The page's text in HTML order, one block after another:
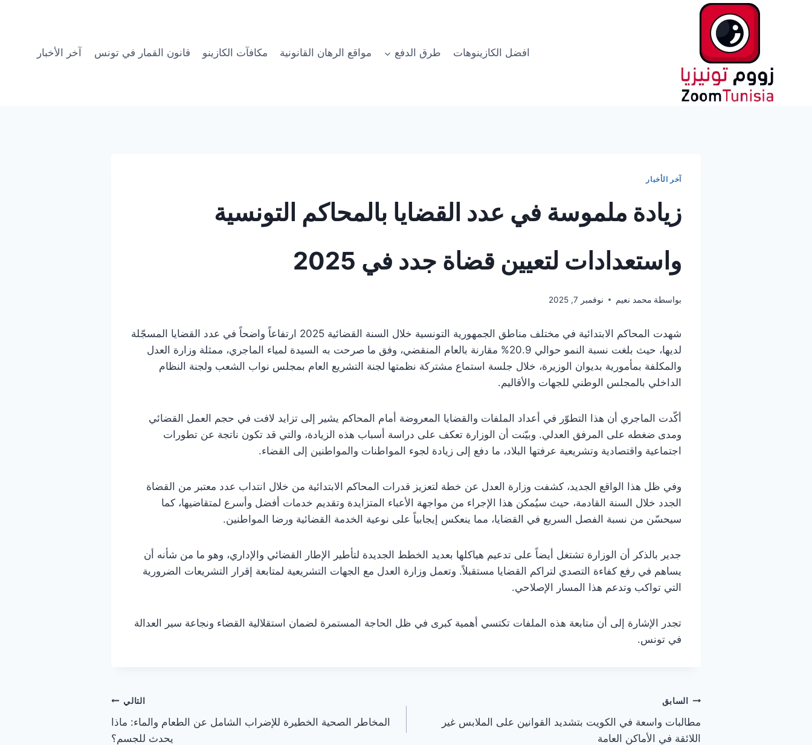
افضل الكازينوهات
طرق الدفع مواقع الرهان القانونية مكافآت الكازينو قانون القمار في تونس آخر الأخبار
آخر الأخبار
زيادة ملموسة في عدد القضايا بالمحاكم التونسية
واستعدادات لتعيين قضاة جدد في 2025
بواسطة محمد نعيم نوفمبر 7, 2025
شهدت المحاكم الابتدائية في مختلف مناطق الجمهورية التونسية خلال السنة القضائية 2025 ارتفاعاً واضحاً في عدد القضايا المسجّلة
لديها، حيث بلغت نسبة النمو حوالي 20.9% مقارنة بالعام المنقضي، وفق ما صرحت به السيدة لمياء الماجري، ممثلة وزارة العدل
والمكلفة بمأمورية بديوان الوزيرة، خلال جلسة استماع مشتركة نظمتها لجنة التشريع العام بمجلس نواب الشعب ولجنة النظام
الداخلي بالمجلس الوطني للجهات والأقاليم.
أكّدت الماجري أن هذا التطوّر في أعداد الملفات والقضايا المعروضة أمام المحاكم يشير إلى تزايد لافت في حجم العمل القضائي
ومدى ضغطه على المرفق العدلي. وبيّنت أن الوزارة تعكف على دراسة أسباب هذه الزيادة، والتي قد تكون ناتجة عن تطورات
اجتماعية واقتصادية وتشريعية عرفتها البلاد، ما دفع إلى زيادة لجوء المواطنات والمواطنين إلى القضاء.
وفي ظل هذا الواقع الجديد، كشفت وزارة العدل عن خطة لتعزيز قدرات المحاكم الابتدائية من خلال انتداب عدد معتبر من القضاة
الجدد خلال السنة القادمة، حيث سيُمكن هذا الإجراء من مواجهة الأعباء المتزايدة وتقديم خدمات أفضل وأسرع لمتقاضيها، كما
سيحسّن من نسبة الفصل السريع في القضايا، مما ينعكس إيجابياً على نوعية الخدمة القضائية ورضا المواطنين.
جدير بالذكر أن الوزارة تشتغل أيضاً على تدعيم هياكلها بعديد الخطط الجديدة لتأطير الإطار القضائي والإداري، وهو ما من شأنه أن
يساهم في رفع كفاءة التصدي لتراكم القضايا مستقبلاً. وتعمل وزارة العدل مع الجهات التشريعية لمتابعة إقرار التشريعات الضرورية
التي تواكب وتدعم هذا المسار الإصلاحي.
تجدر الإشارة إلى أن متابعة هذه الملفات تكتسي أهمية كبرى في ظل الحاجة المستمرة لضمان استقلالية القضاء ونجاعة سير العدالة
في تونس.
تصفّح
المقالات
السابق
مطالبات واسعة في الكويت بتشديد القوانين على الملابس غير
اللائقة في الأماكن العامة
التالي
المخاطر الصحية الخطيرة للإضراب الشامل عن الطعام والماء: ماذا
يحدث للجسم؟